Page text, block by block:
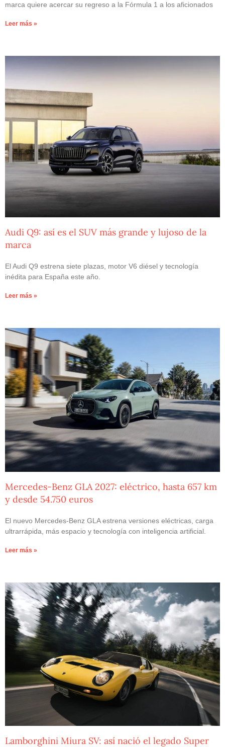
marca quiere acercar su regreso a la Fórmula 1 a los aficionados
Leer más »
Audi Q9: así es el SUV más grande y lujoso de la
marca
El Audi Q9 estrena siete plazas, motor V6 diésel y tecnología
inédita para España este año.
Leer más »
Mercedes-Benz GLA 2027: eléctrico, hasta 657 km
y desde 54.750 euros
El nuevo Mercedes-Benz GLA estrena versiones eléctricas, carga
ultrarrápida, más espacio y tecnología con inteligencia artificial.
Leer más »
Lamborghini Miura SV: así nació el legado Super